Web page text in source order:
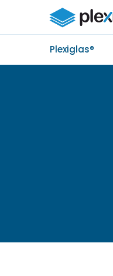
Plexiglas®